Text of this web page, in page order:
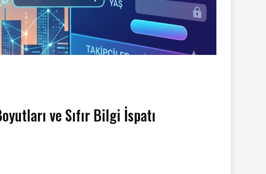
ve Sıfır Bilgi İspatı